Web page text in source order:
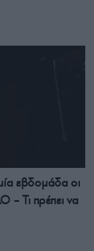
εβδομάδα οι
– Τι πρέπει να